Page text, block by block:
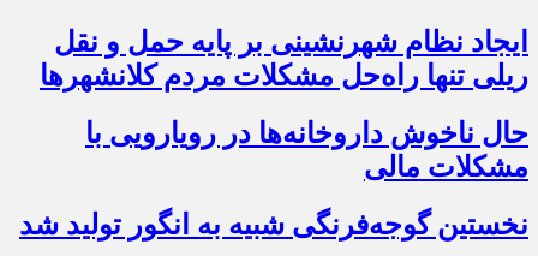
ایجاد نظام شهرنشینی بر پایه حمل و نقل
ریلی تنها راه‌حل مشکلات مردم کلانشهرها
حال ناخوش داروخانه‌ها در رویارویی با
مشکلات مالی
نخستین گوجه‌فرنگی شبیه به انگور تولید شد